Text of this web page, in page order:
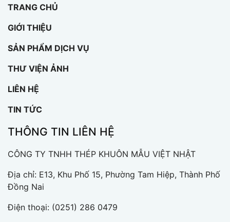
TRANG CHỦ
GIỚI THIỆU
SẢN PHẨM DỊCH VỤ
THƯ VIỆN ẢNH
LIÊN HỆ
TIN TỨC
THÔNG TIN LIÊN HỆ
CÔNG TY TNHH THÉP KHUÔN MẪU VIỆT NHẬT
Địa chỉ: E13, Khu Phố 15, Phường Tam Hiệp, Thành Phố
Đồng Nai
Điện thoại: (0251) 286 0479